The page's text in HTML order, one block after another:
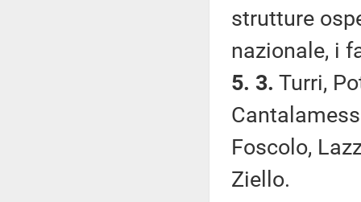
strutture
nazionale, i
5. 3. Turri,
Foscolo,
Ziello.